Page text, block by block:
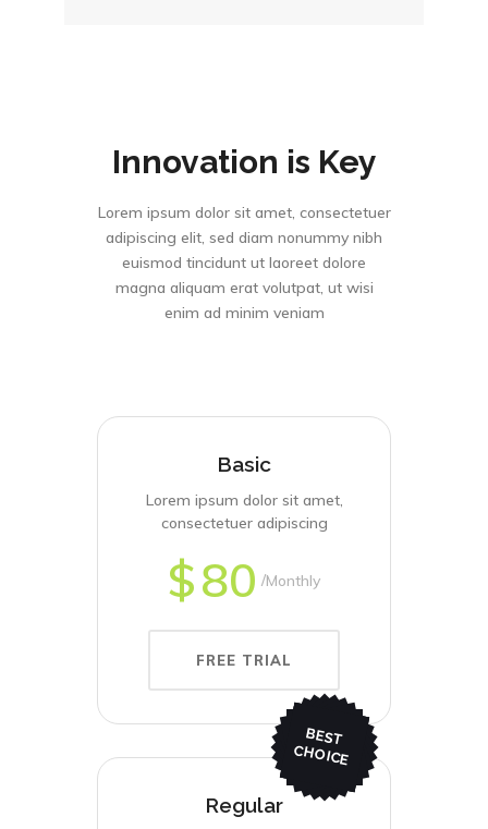
Innovation is Key
Lorem ipsum dolor sit amet, consectetuer
adipiscing elit, sed diam nonummy nibh
euismod tincidunt ut laoreet dolore
magna aliquam erat volutpat, ut wisi
enim ad minim veniam
Basic
Lorem ipsum dolor sit amet,
consectetuer adipiscing
$80 Monthly
FREE TRIAL
BEST
CHO
ICE
Regular